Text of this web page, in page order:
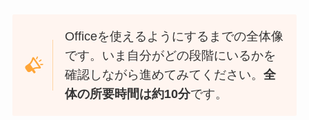
Officeを使えるようにするまでの全体像
です。いま自分がどの段階にいるかを
確認しながら進めてみてください。全
体の所要時間は約10分です。